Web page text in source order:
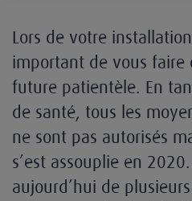
Lors de votre
important de vous faire
future patientèle. En
de santé, tous les
ne sont pas autorisés
s’est assouplie en
aujourd’hui de